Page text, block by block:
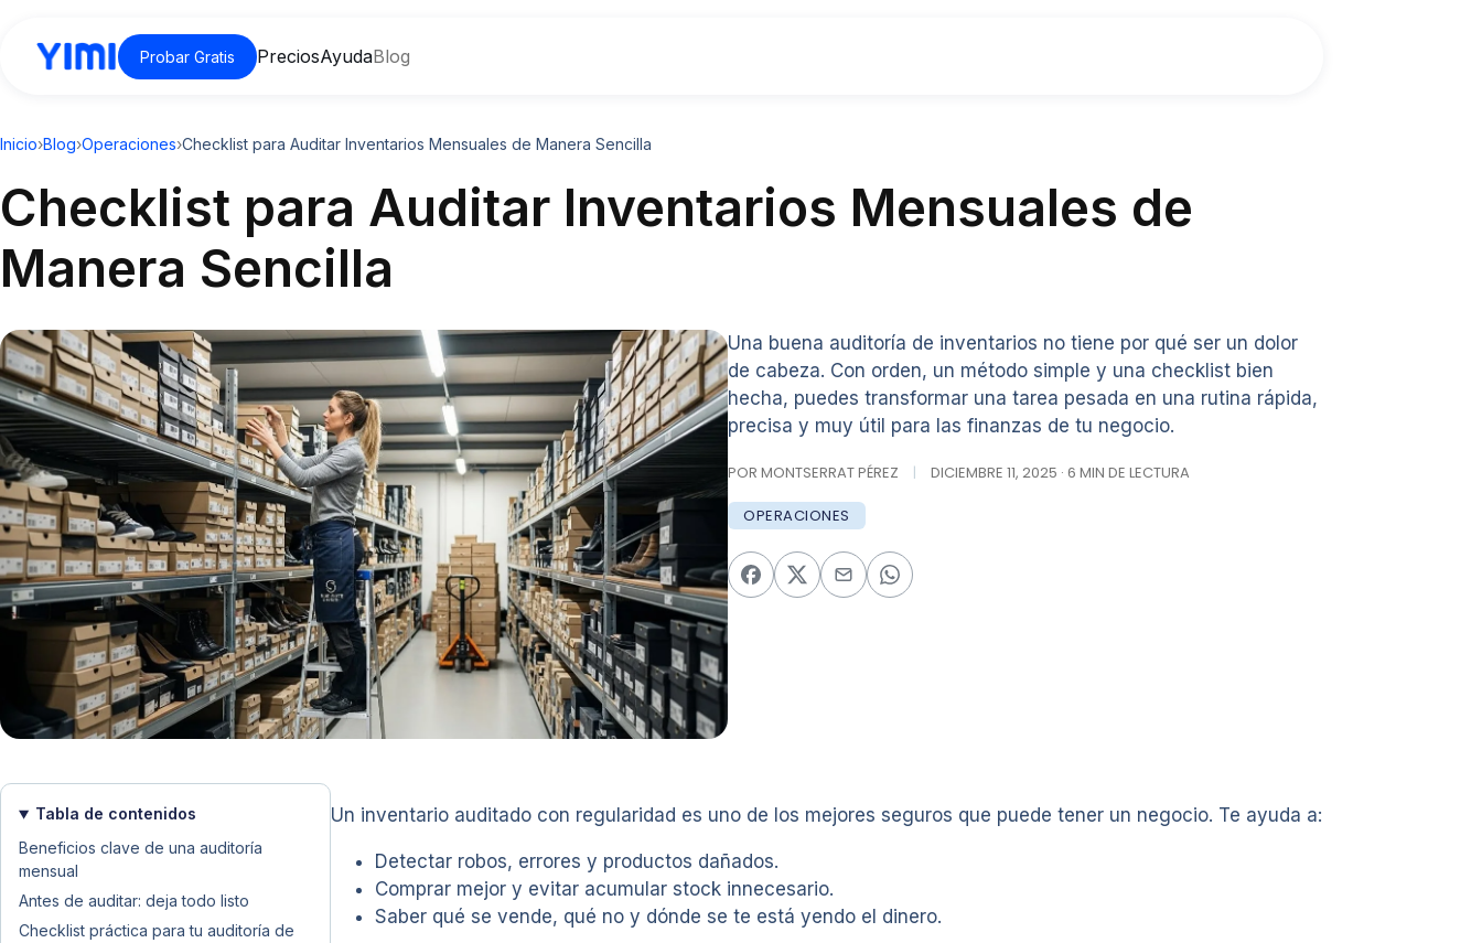
Probar Gratis PreciosAyudaBlog
Inicio›Blog›Operaciones›Checklist para Auditar Inventarios Mensuales de Manera Sencilla
Checklist para Auditar Inventarios Mensuales de
Manera Sencilla
Una buena auditoría de inventarios no tiene por qué ser un dolor
de cabeza. Con orden, un método simple y una checklist bien
hecha, puedes transformar una tarea pesada en una rutina rápida,
precisa y muy útil para las finanzas de tu negocio.
POR MONTSERRAT PÉREZ | DICIEMBRE 11, 2025 · 6 MIN DE LECTURA
OPERACIONES
Tabla de contenidos
Beneficios clave de una auditoría
mensual
Antes de auditar: deja todo listo
Checklist práctica para tu auditoría de
Un inventario auditado con regularidad es uno de los mejores seguros que puede tener un negocio. Te ayuda a:
Detectar robos, errores y productos dañados.
Comprar mejor y evitar acumular stock innecesario.
Saber qué se vende, qué no y dónde se te está yendo el dinero.